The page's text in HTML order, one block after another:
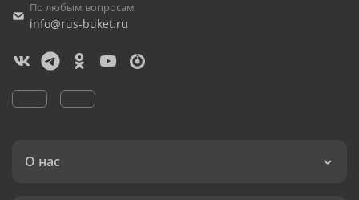
По любым вопросам
info@rus-buket.ru
О нас